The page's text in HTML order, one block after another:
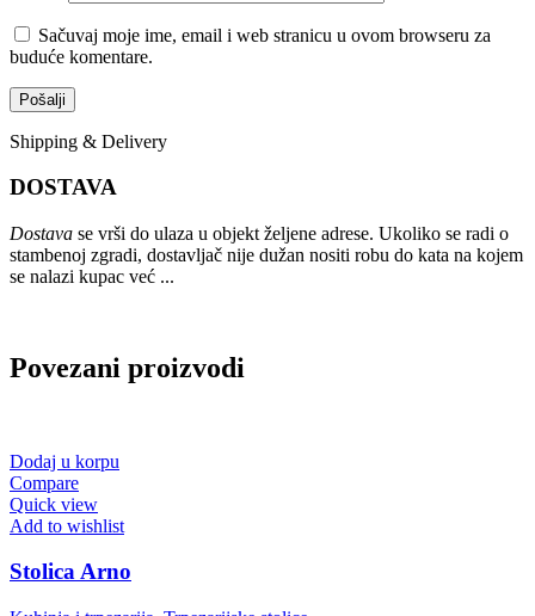
Sačuvaj moje ime, email i web stranicu u ovom browseru za
buduće komentare.
Shipping & Delivery
DOSTAVA
Dostava se vrši do ulaza u objekt željene adrese. Ukoliko se radi o
stambenoj zgradi, dostavljač nije dužan nositi robu do kata na kojem
se nalazi kupac već ...
Povezani proizvodi
Dodaj u korpu
Compare
Quick view
Add to wishlist
Stolica Arno